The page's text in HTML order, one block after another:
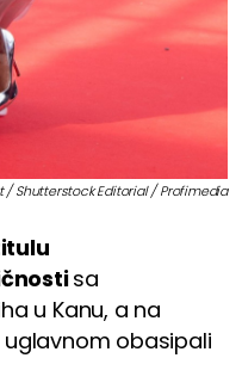
/ Shutterstock Editorial / Profimedia
sa
u Kanu, a na
obasipali